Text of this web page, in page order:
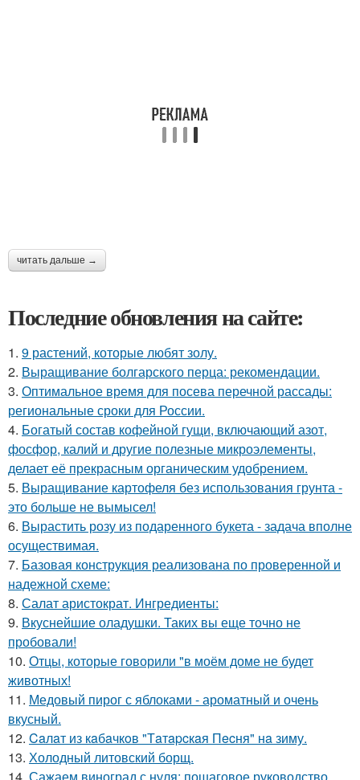
читать дальше →
Последние обновления на сайте:
1. 9 растений, которые любят золу.
2. Выращивание болгарского перца: рекомендации.
3. Оптимальное время для посева перечной рассады:
региональные сроки для России.
4. Богатый состав кофейной гущи, включающий азот,
фосфор, калий и другие полезные микроэлементы,
делает её прекрасным органическим удобрением.
5. Выращивание картофеля без использования грунта -
это больше не вымысел!
6. Вырастить розу из подаренного букета - задача вполне
осуществимая.
7. Базовая конструкция реализована по проверенной и
надежной схеме:
8. Салат аристократ. Ингредиенты:
9. Вкуснейшие оладушки. Таких вы еще точно не
пробовали!
10. Отцы, которые говорили "в моём доме не будет
животных!
11. Медовый пирог с яблоками - ароматный и очень
вкусный.
12. Caлaт из кaбaчкoв "Тaтapcкaя Пecня" нa зиму.
13. Холодный литовский борщ.